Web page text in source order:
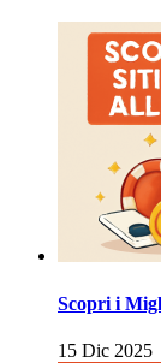
Scopri i
15 Dic 2025